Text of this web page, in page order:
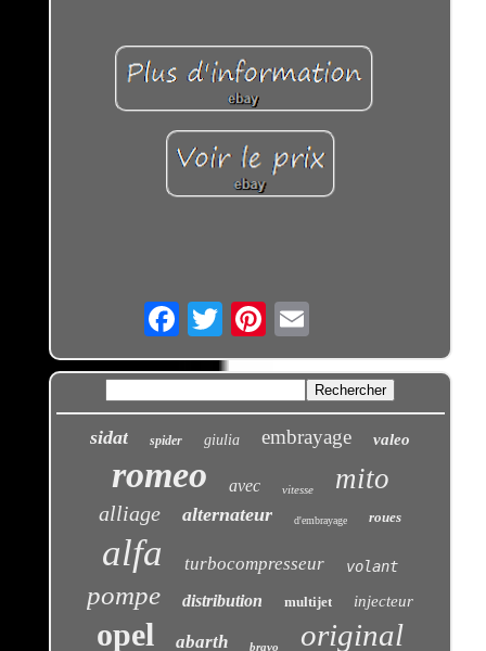
Email
sidat spider giulia embrayage valeo
romeo avec vitesse mito
alliage alternateur d'embrayage roues
alfa turbocompresseur volant
pompe distribution multijet injecteur
opel abarth bravo original